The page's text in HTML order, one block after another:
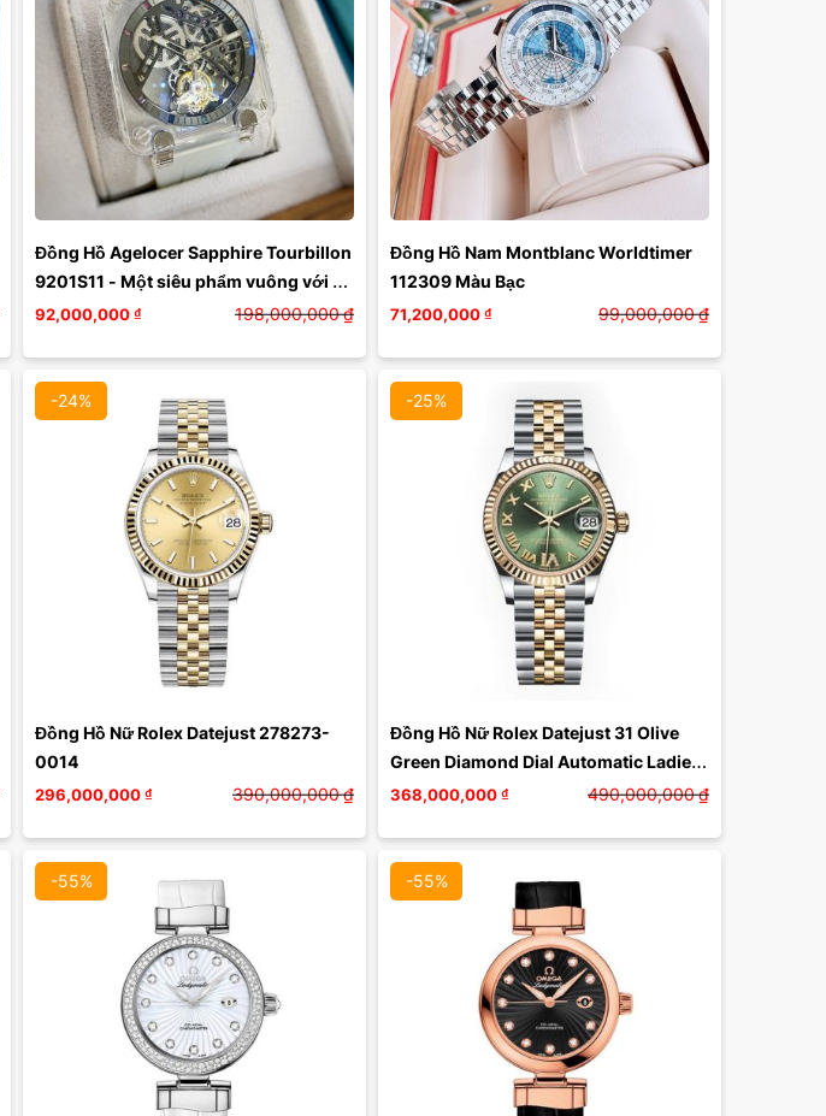
Đồng Hồ Agelocer Sapphire Tourbillon
9201S11 - Một siêu phẩm vuông với vỏ
ngoài sử dụng sapphire ...
92,000,000₫ 198,000,000₫
Đồng Hồ Nam Montblanc Worldtimer
112309 Màu Bạc
71,200,000₫ 99,000,000₫
-24%
Đồng Hồ Nữ Rolex Datejust 278273-
0014
296,000,000₫ 390,000,000₫
-25%
Đồng Hồ Nữ Rolex Datejust 31 Olive
Green Diamond Dial Automatic Ladies
Steel và Gold Gold 18kt ...
368,000,000₫ 490,000,000₫
-55% -55%